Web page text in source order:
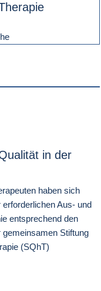
in der
haben sich
Aus- und
entsprechend den
Stiftung
(SQhT)